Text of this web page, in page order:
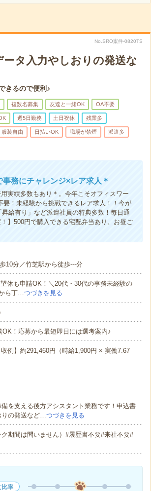
No.SRO案件-0820TS
ータ入力やしおりの発送な
きるので便利♪
複数名募集 友達と一緒OK OA不要
週5日勤務 土日祝休 残業多
服装自由 日払いOK 職場が禁煙 派遣多
務にチャレンジ×レア求人＊
実績多数もあり＊。今年こそオフィスワー
！未経験から挑戦できるレア求人！！今が
給有り」など派遣社員の特典多数！毎日通
】500円で購入できる宅配弁当あり。お昼ご
10分／竹芝駅から徒歩---分
も申請OK！＼20代・30代の事務未経験の
ら丁…つづきを見る
！応募から最短即日には選考案内♪
】約291,460円（時給1,900円 × 実働7.67
を支える後方アシスタント業務です！申込書
りの発送など…つづきを見る
期間は問いません）#履歴書不要#来社不要#
比率